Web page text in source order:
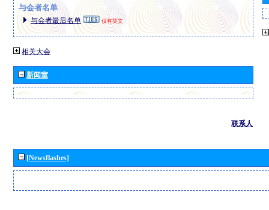
与会者名单
与会者最后名单 仅有英文
相关大会
新闻室
联系人
[Newsflashes]